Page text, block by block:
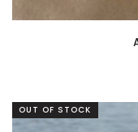
OUT OF STOCK